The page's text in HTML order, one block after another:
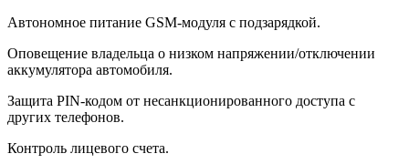
Автономное питание GSM-модуля с подзарядкой.
Оповещение владельца о низком напряжении/отключении
аккумулятора автомобиля.
Защита PIN-кодом от несанкционированного доступа с
других телефонов.
Контроль лицевого счета.